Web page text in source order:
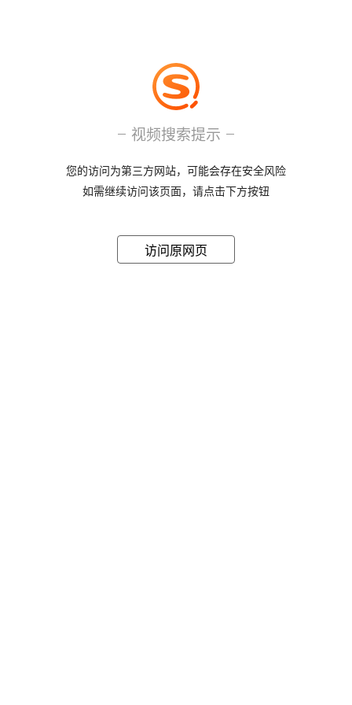
视频搜索提示
您的访问为第三方网站，可能会存在安全风险
如需继续访问该页面，请点击下方按钮
访问原网页